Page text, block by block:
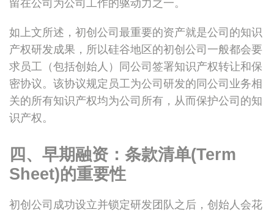
留在公司为公司工作的驱动力之一。
如上文所述，初创公司最重要的资产就是公司的知识
产权研发成果，所以硅谷地区的初创公司一般都会要
求员工（包括创始人）同公司签署知识产权转让和保
密协议。该协议规定员工为公司研发的同公司业务相
关的所有知识产权均为公司所有，从而保护公司的知
识产权。
四、早期融资：条款清单(Term
Sheet)的重要性
初创公司成功设立并锁定研发团队之后，创始人会花